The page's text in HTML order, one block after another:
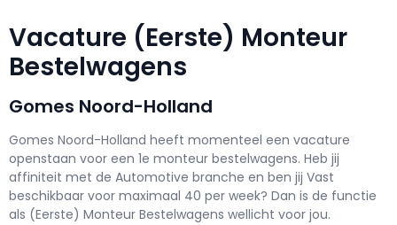
Vacature (Eerste) Monteur
Bestelwagens
Gomes Noord-Holland
Gomes Noord-Holland heeft momenteel een vacature
openstaan voor een 1e monteur bestelwagens. Heb jij
affiniteit met de Automotive branche en ben jij Vast
beschikbaar voor maximaal 40 per week? Dan is de functie
als (Eerste) Monteur Bestelwagens wellicht voor jou.